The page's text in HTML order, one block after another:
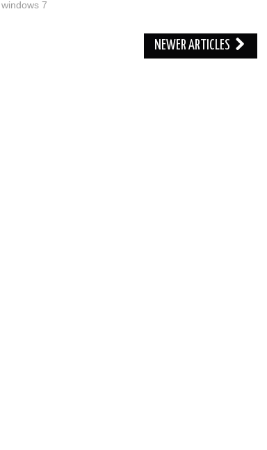
windows 7
NEWER ARTICLES